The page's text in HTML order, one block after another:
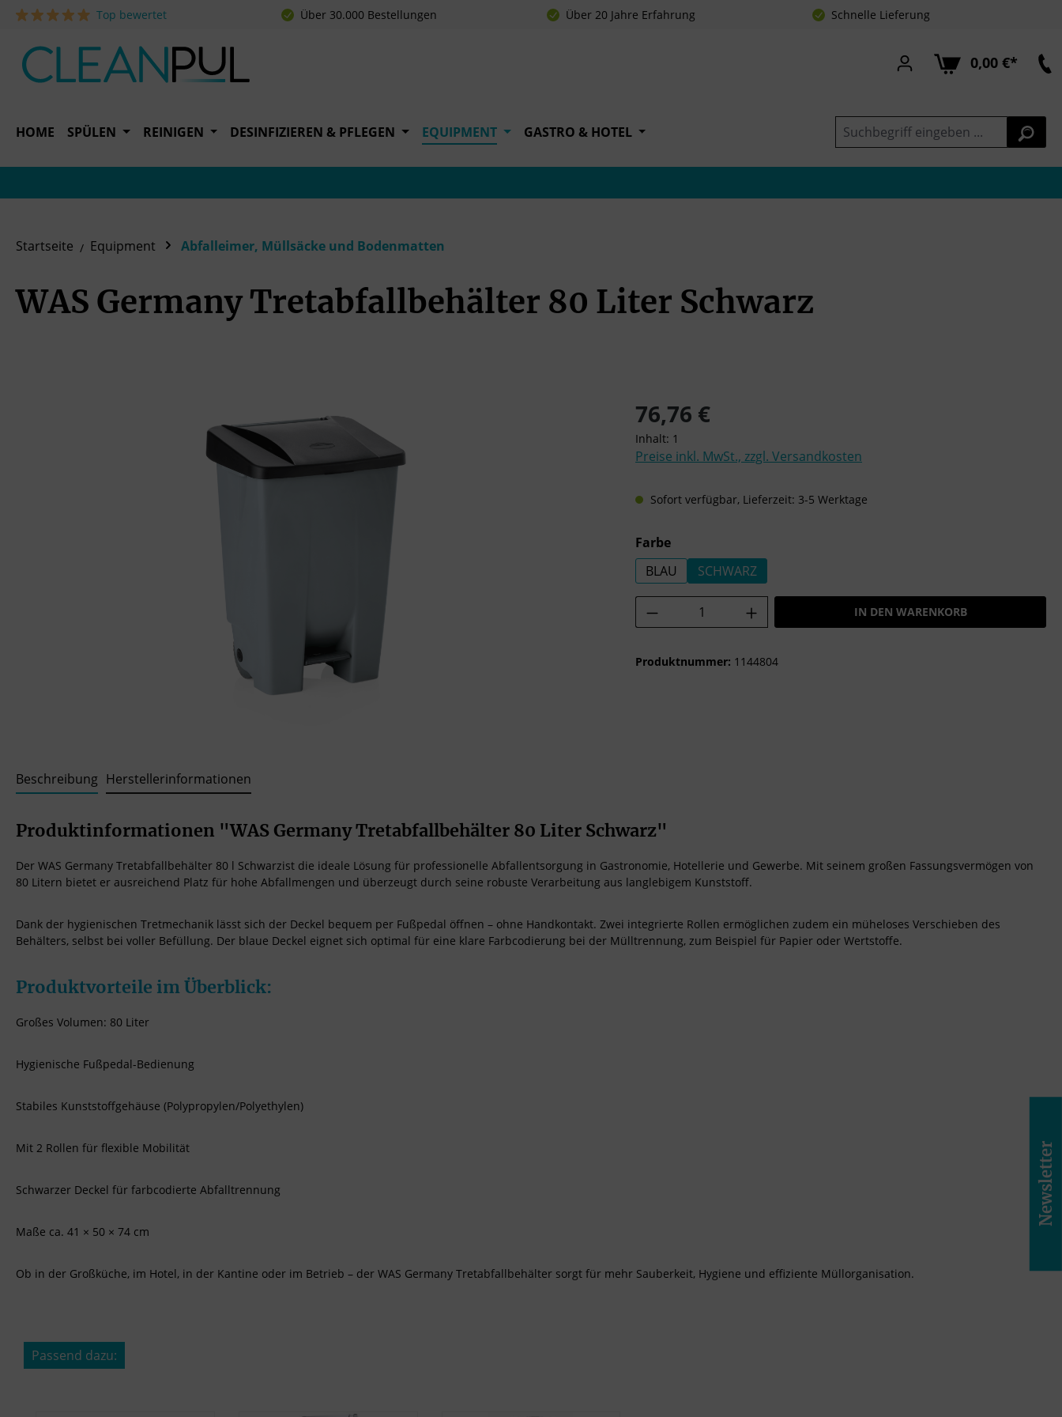
Hauptinhalt springen
Zur Suche springen
Zur Hauptnavigation springen
Top bewertet Über 30.000 Bestellungen Über 20 Jahre Erfahrung Schnelle Lieferung
0,00 €*
HOME SPÜLEN REINIGEN DESINFIZIEREN & PFLEGEN EQUIPMENT GASTRO & HOTEL
Startseite Equipment Abfalleimer, Müllsäcke und Bodenmatten
WAS Germany Tretabfallbehälter 80 Liter Schwarz
Regulärer Preis:
76,76 €
Inhalt: 1
Preise inkl. MwSt., zzgl. Versandkosten
Sofort verfügbar, Lieferzeit: 3-5 Werktage
Farbeauswählen
BLAU
SCHWARZ
Produkt Anzahl: Gib den gewünschten Wert
IN DEN WARENKORB
Produktnummer: 1144804
Beschreibung Herstellerinformationen
Produktinformationen "WAS Germany Tretabfallbehälter 80 Liter Schwarz"
Der WAS Germany Tretabfallbehälter 80 l Schwarzist die ideale Lösung für professionelle Abfallentsorgung in Gastronomie, Hotellerie und Gewerbe. Mit seinem großen Fassungsvermögen von
80 Litern bietet er ausreichend Platz für hohe Abfallmengen und überzeugt durch seine robuste Verarbeitung aus langlebigem Kunststoff.
Dank der hygienischen Tretmechanik lässt sich der Deckel bequem per Fußpedal öffnen – ohne Handkontakt. Zwei integrierte Rollen ermöglichen zudem ein müheloses Verschieben des
Behälters, selbst bei voller Befüllung. Der blaue Deckel eignet sich optimal für eine klare Farbcodierung bei der Mülltrennung, zum Beispiel für Papier oder Wertstoffe.
Produktvorteile im Überblick:
Großes Volumen: 80 Liter
Hygienische Fußpedal-Bedienung
Stabiles Kunststoffgehäuse (Polypropylen/Polyethylen)
Mit 2 Rollen für flexible Mobilität
Schwarzer Deckel für farbcodierte Abfalltrennung
Maße ca. 41 × 50 × 74 cm
Ob in der Großküche, im Hotel, in der Kantine oder im Betrieb – der WAS Germany Tretabfallbehälter sorgt für mehr Sauberkeit, Hygiene und effiziente Müllorganisation.
Passend dazu:
Newsletter